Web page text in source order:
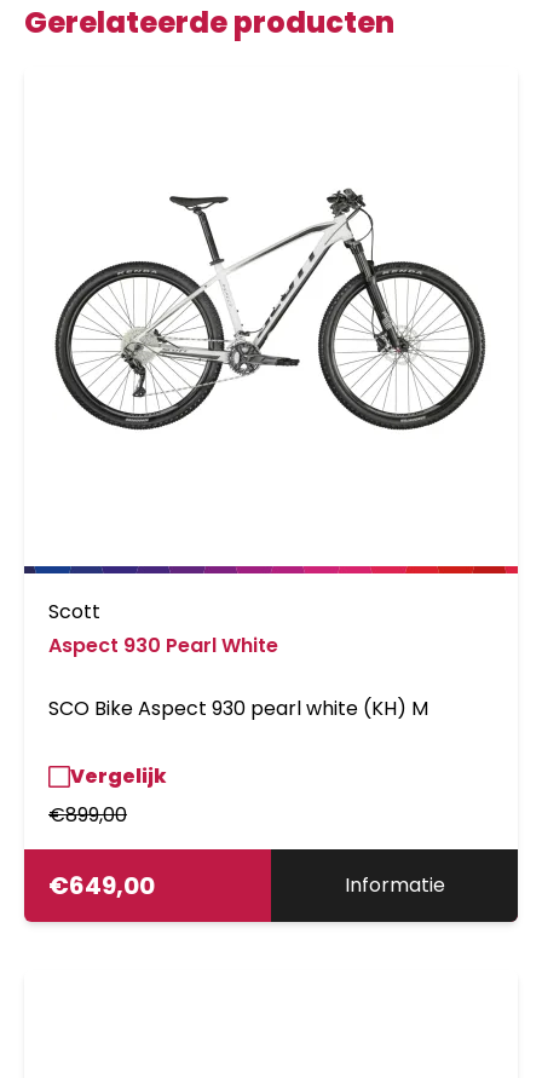
Gerelateerde producten
Scott
Aspect 930 Pearl White
SCO Bike Aspect 930 pearl white (KH) M
Vergelijk
€899,00
€649,00 Informatie